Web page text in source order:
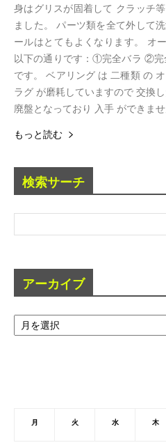
身はグリスが固着して クラッチ
ました。 パーツ類を全て外して
ールはとてもよくなります。 オ
以下の通りです：①完全バラ ②
です。 ベアリング は 二種類 の
ラグ が磨耗していますので 交換
廃盤となっており 入手 ができま
もっと読む
検索サーチ
アーカイブ
ア
ー
月 火 水 木